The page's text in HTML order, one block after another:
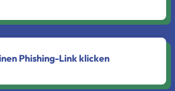
Phishing-Link klicken